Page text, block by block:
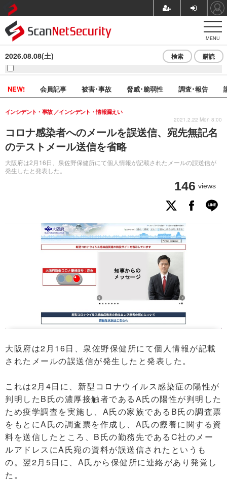
MENU
2026.08.08(土) 検索 購読
NEW! 会員記事 被害･事故 脅威･脆弱性 調査･報告
コロナ感染者へのメールを誤送信、宛先無記名
のテストメール送信を省略
大阪府は2月16日、泉佐野保健所にて個人情報が記載されたメールの誤送信が
発生したと発表した。
インシデント・事故 インシデント・情報漏えい
146 views
2021.2.22 Mon 8:00
大阪府は2月16日、泉佐野保健所にて個人情報が記載
されたメールの誤送信が発生したと発表した。
これは2月4日に、新型コロナウイルス感染症の陽性が
判明したB氏の濃厚接触者であるA氏の陽性が判明した
ため疫学調査を実施し、A氏の家族であるB氏の調査票
をもとにA氏の調査票を作成し、A氏の療養に関する資
料を送信したところ、B氏の勤務先であるC社のメー
ルアドレスにA氏宛の資料が誤送信されたというも
の。翌2月5日に、A氏から保健所に連絡があり発覚し
た。